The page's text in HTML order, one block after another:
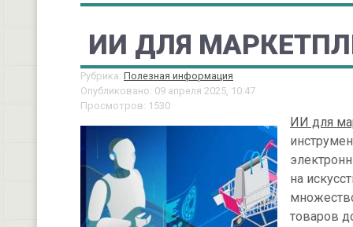
ИИ ДЛЯ
Рубрика: Полезная информация
Опубликовано: 09 апреля 2025, 10:47
Просмотров: 1530
ИИ для
на
товаров